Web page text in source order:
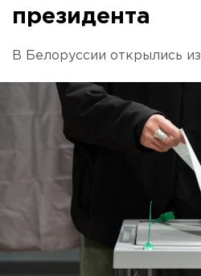
президента
В Белоруссии открылись